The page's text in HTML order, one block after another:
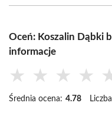
Oceń: Koszalin Dąbki
informacje
★ ★ ★ ★
Średnia ocena: 4.78